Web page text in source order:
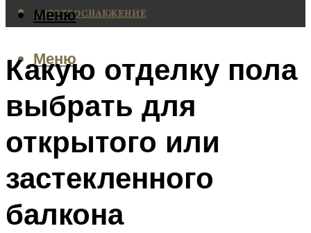
ЭЛЕКТРОСНАБЖЕНИЕ
Меню
Меню
Какую отделку пола
выбрать для
открытого или
застекленного
балкона